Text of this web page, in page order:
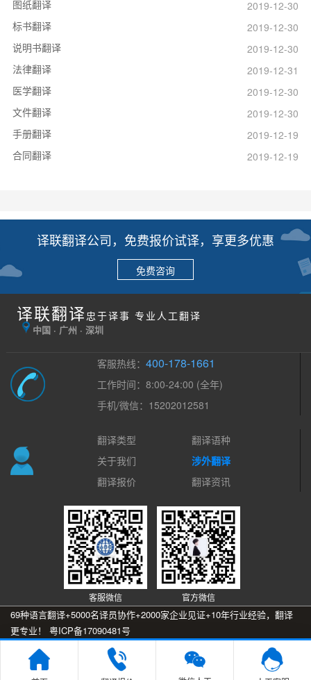
图纸翻译
2019-12-30
标书翻译
2019-12-30
说明书翻译
2019-12-30
法律翻译
2019-12-31
医学翻译
2019-12-30
文件翻译
2019-12-30
手册翻译
2019-12-19
合同翻译
2019-12-19
译联翻译公司，免费报价试译，享更多优惠
免费咨询

译联翻译 忠于译事 专业人工翻译
中国 · 广州 · 深圳
客服热线：400-178-1661
工作时间：8:00-24:00 (全年)
手机/微信：15202012581
翻译类型
翻译语种
关于我们
涉外翻译
翻译报价
翻译资讯
客服微信 官方微信
69种语言翻译+5000名译员协作+2000家企业见证+10年行业经验，翻译
更专业！ 粤ICP备17090481号